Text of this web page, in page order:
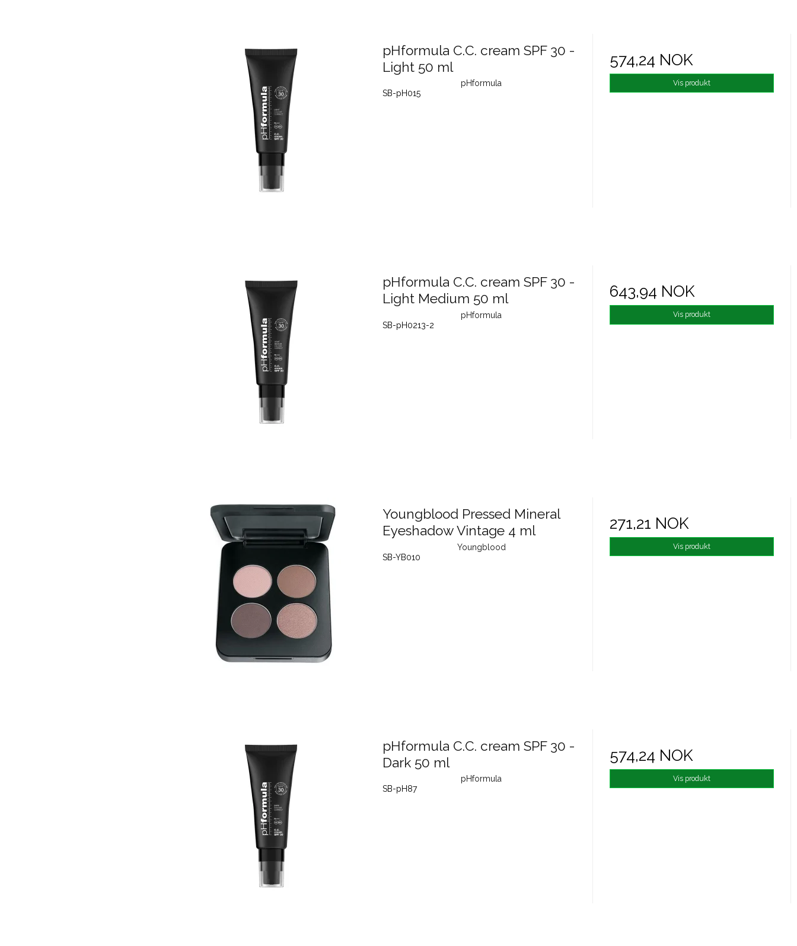
pHformula C.C. cream SPF 30 -
Light 50 ml
pHformula
SB-pH015
574,24 NOK
Vis produkt
pHformula C.C. cream SPF 30 -
Light Medium 50 ml
pHformula
SB-pH0213-2
643,94 NOK
Vis produkt
Youngblood Pressed Mineral
Eyeshadow Vintage 4 ml
Youngblood
SB-YB010
271,21 NOK
Vis produkt
pHformula C.C. cream SPF 30 -
Dark 50 ml
pHformula
SB-pH87
574,24 NOK
Vis produkt